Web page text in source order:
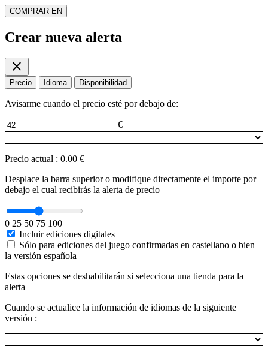
COMPRAR EN
Crear nueva alerta
close
Precio Idioma Disponibilidad
Avisarme cuando el precio esté por debajo de:
€
Precio actual : 0.00 €
Desplace la barra superior o modifique directamente el importe por
debajo el cual recibirás la alerta de precio
0 25 50 75 100
Incluir ediciones digitales
Sólo para ediciones del juego confirmadas en castellano o bien
la versión española
Estas opciones se deshabilitarán si selecciona una tienda para la
alerta
Cuando se actualice la información de idiomas de la siguiente
versión :